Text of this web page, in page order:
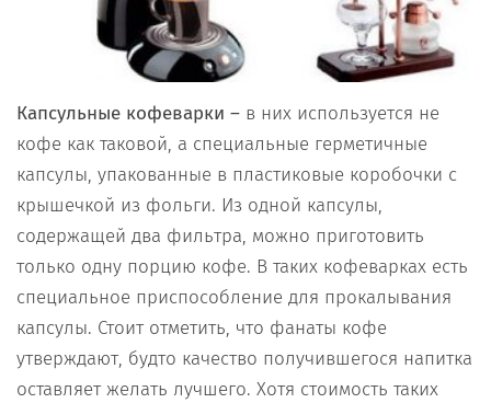
Капсульные кофеварки – в них используется не
кофе как таковой, а специальные герметичные
капсулы, упакованные в пластиковые коробочки с
крышечкой из фольги. Из одной капсулы,
содержащей два фильтра, можно приготовить
только одну порцию кофе. В таких кофеварках есть
специальное приспособление для прокалывания
капсулы. Стоит отметить, что фанаты кофе
утверждают, будто качество получившегося напитка
оставляет желать лучшего. Хотя стоимость таких